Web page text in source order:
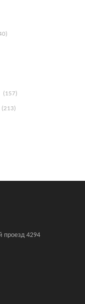
(157)
(213)
проезд 4294